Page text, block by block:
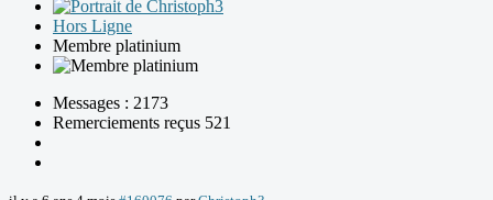
Hors Ligne
Membre platinium
Messages : 2173
Remerciements reçus 521